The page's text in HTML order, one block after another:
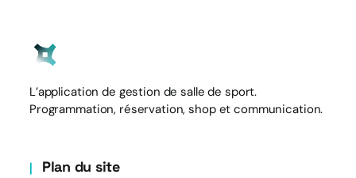
L’application de gestion de salle de sport.
Programmation, réservation, shop et communication.
Plan du site